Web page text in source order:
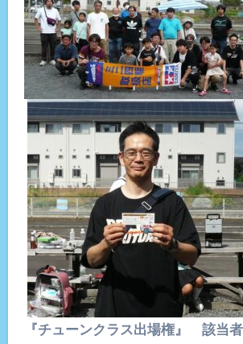
『チューンクラス出場権』 該当